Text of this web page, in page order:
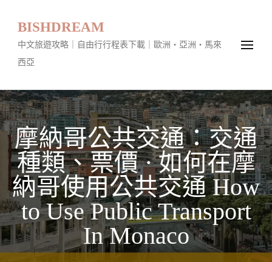
BISHDREAM
中文旅遊攻略｜自由行行程表下載｜歐洲・亞洲・馬來
西亞
摩納哥公共交通：交通
種類、票價 · 如何在摩
納哥使用公共交通 How
to Use Public Transport
In Monaco